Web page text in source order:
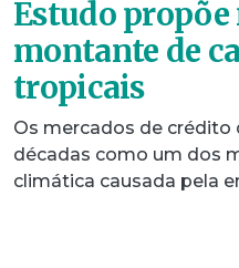
Estudo
montante de
tropicais
Os mercados de crédito
décadas como um dos
climática causada pela